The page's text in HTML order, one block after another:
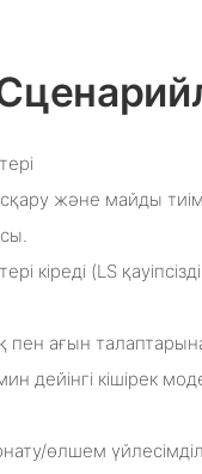
және майды
кіреді (LS
ағын
дейінгі кішірек
өлшем